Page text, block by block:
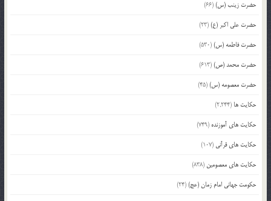
حضرت زینب (س)(66)
حضرت علی اکبر (ع)(23)
حضرت فاطمه (س)(530)
حضرت محمد (ص)(613)
حضرت معصومه (س)(45)
حکایت ها (2,244)
حکایت های آموزنده (749)
حکایت های قرآنی (107)
حکایت های معصومین (838)
حکومت جهانی امام زمان (عج)(24)